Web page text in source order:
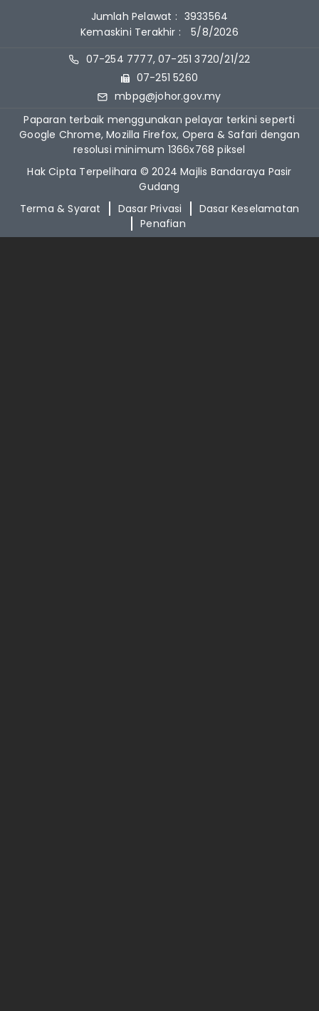
Jumlah Pelawat : 3933564
Kemaskini Terakhir :
5/8/2026
07-254 7777, 07-251 3720/21/22
07-251 5260
mbpg@johor.gov.my
Paparan terbaik menggunakan pelayar terkini seperti
Google Chrome, Mozilla Firefox, Opera & Safari dengan
resolusi minimum 1366x768 piksel
Hak Cipta Terpelihara © 2024 Majlis Bandaraya Pasir
Gudang
Terma & Syarat
Dasar Privasi
Dasar Keselamatan
Penafian